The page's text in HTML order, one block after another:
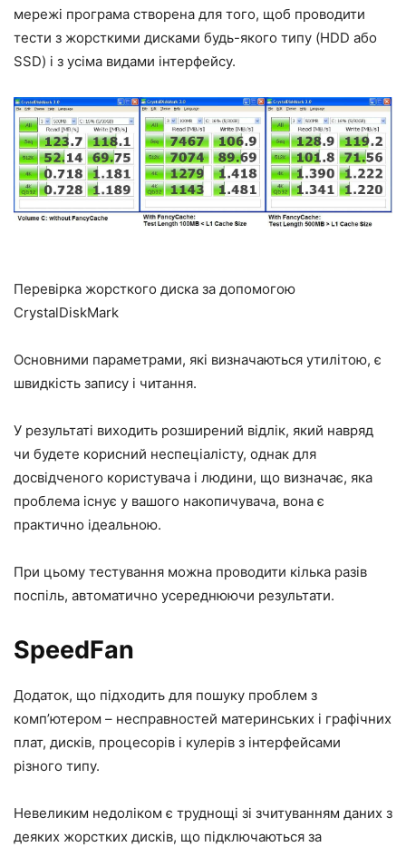
мережі програма створена для того, щоб проводити
тести з жорсткими дисками будь-якого типу (HDD або
SSD) і з усіма видами інтерфейсу.
Перевірка жорсткого диска за допомогою
CrystalDiskMark
Основними параметрами, які визначаються утилітою, є
швидкість запису і читання.
У результаті виходить розширений відлік, який навряд
чи будете корисний неспеціалісту, однак для
досвідченого користувача і людини, що визначає, яка
проблема існує у вашого накопичувача, вона є
практично ідеальною.
При цьому тестування можна проводити кілька разів
поспіль, автоматично усереднюючи результати.
SpeedFan
Додаток, що підходить для пошуку проблем з
комп’ютером – несправностей материнських і графічних
плат, дисків, процесорів і кулерів з інтерфейсами
різного типу.
Невеликим недоліком є труднощі зі зчитуванням даних з
деяких жорстких дисків, що підключаються за